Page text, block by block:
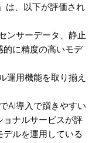
は、以下が評価され
ンサーデータ、静止
に精度の高いモデ
運用機能を取り揃え
AI導入で躓きやすい
ナルサービスが評
ルを運用している